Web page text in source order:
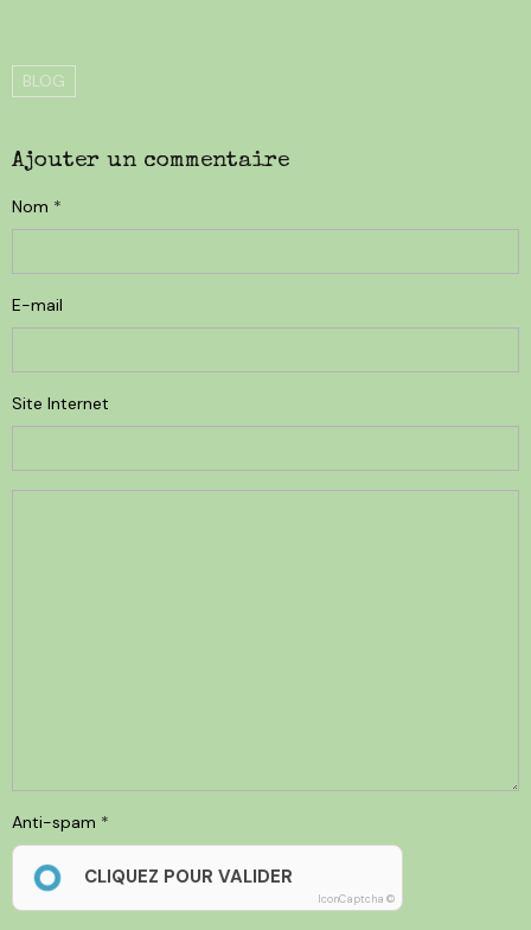
BLOG
Ajouter un commentaire
Nom
E-mail
Site Internet
Anti-spam
CLIQUEZ POUR VALIDER
IconCaptcha ©